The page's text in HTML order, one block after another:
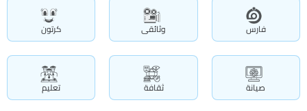
فارس وثائقى كرتون
صيانة ثقافة تعليم